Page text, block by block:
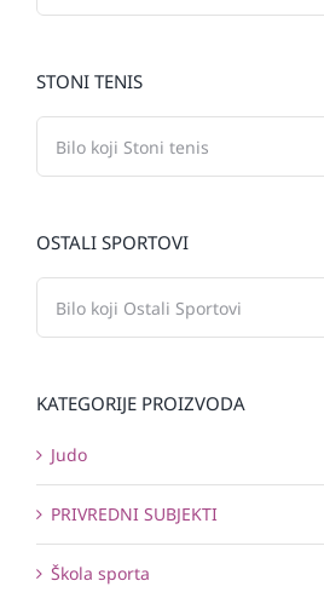
STONI TENIS
OSTALI SPORTOVI
KATEGORIJE PROIZVODA
Judo
PRIVREDNI SUBJEKTI
Škola sporta